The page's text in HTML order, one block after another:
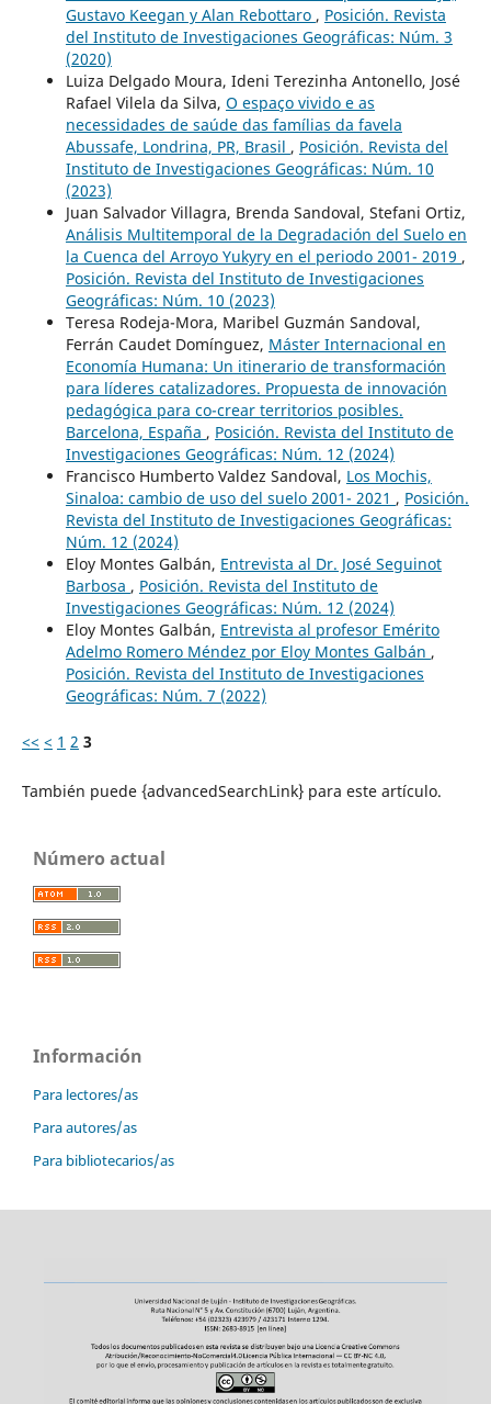
Gustavo Keegan y Alan Rebottaro , Posición. Revista
del Instituto de Investigaciones Geográficas: Núm. 3
(2020)
Luiza Delgado Moura, Ideni Terezinha Antonello, José
Rafael Vilela da Silva, O espaço vivido e as
necessidades de saúde das famílias da favela
Abussafe, Londrina, PR, Brasil , Posición. Revista del
Instituto de Investigaciones Geográficas: Núm. 10
(2023)
Juan Salvador Villagra, Brenda Sandoval, Stefani Ortiz,
Análisis Multitemporal de la Degradación del Suelo en
la Cuenca del Arroyo Yukyry en el periodo 2001- 2019 ,
Posición. Revista del Instituto de Investigaciones
Geográficas: Núm. 10 (2023)
Teresa Rodeja-Mora, Maribel Guzmán Sandoval,
Ferrán Caudet Domínguez, Máster Internacional en
Economía Humana: Un itinerario de transformación
para líderes catalizadores. Propuesta de innovación
pedagógica para co-crear territorios posibles.
Barcelona, España , Posición. Revista del Instituto de
Investigaciones Geográficas: Núm. 12 (2024)
Francisco Humberto Valdez Sandoval, Los Mochis,
Sinaloa: cambio de uso del suelo 2001- 2021 , Posición.
Revista del Instituto de Investigaciones Geográficas:
Núm. 12 (2024)
Eloy Montes Galbán, Entrevista al Dr. José Seguinot
Barbosa , Posición. Revista del Instituto de
Investigaciones Geográficas: Núm. 12 (2024)
Eloy Montes Galbán, Entrevista al profesor Emérito
Adelmo Romero Méndez por Eloy Montes Galbán ,
Posición. Revista del Instituto de Investigaciones
Geográficas: Núm. 7 (2022)
<< < 1 2 3
También puede {advancedSearchLink} para este artículo.
Número actual
Información
Para lectores/as
Para autores/as
Para bibliotecarios/as